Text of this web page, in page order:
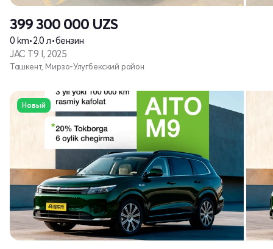
399 300 000 UZS
0 km•2.0 л•бензин
JAC T9 I, 2025
Ташкент, Мирзо-Улугбекский район
Новый